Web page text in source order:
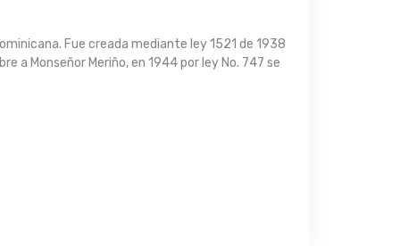
Fue creada mediante ley 1521 de 1938
a Monseñor Meriño, en 1944 por ley No. 747 se